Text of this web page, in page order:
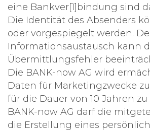
eine Bankver[1]bindung sind
Die Identität des Absenders
oder vorgespiegelt werden.
Informationsaustausch kann
Übermittlungsfehler
Die BANK-now AG wird
Daten für Marketingzwecke
für die Dauer von 10 Jahren
BANK-now AG darf die
die Erstellung eines